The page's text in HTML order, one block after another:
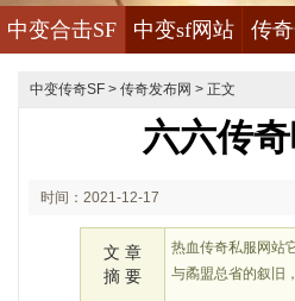
中变合击SF 中变sf网站 传
中变传奇SF > 传奇发布网 > 正文
六六传
时间：2021-12-17
文 章
摘 要
热血传奇私服网站
与矞盟总省的叙旧